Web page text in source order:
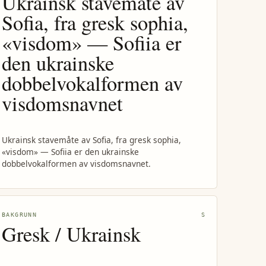
Sofia, fra gresk sophia,
«visdom» — Sofiia er
den ukrainske
dobbelvokalformen av
visdomsnavnet
Ukrainsk stavemåte av Sofia, fra gresk sophia,
«visdom» — Sofiia er den ukrainske
dobbelvokalformen av visdomsnavnet.
BAKGRUNN S
Gresk / Ukrainsk